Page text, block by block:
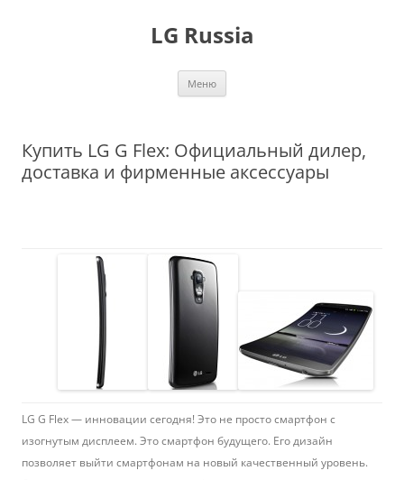
LG Russia
Меню
Купить LG G Flex: Официальный дилер,
доставка и фирменные аксессуары
LG G Flex— инновации сегодня! Это не просто смартфон с
изогнутым дисплеем. Это смартфон будущего. Его дизайн
позволяет выйти смартфонам на новый качественный уровень.